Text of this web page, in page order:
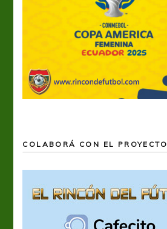
COLABORÁ CON EL PROYECTO